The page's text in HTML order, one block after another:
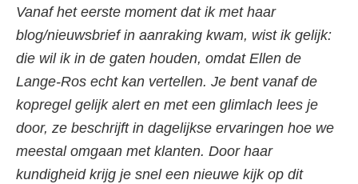
Vanaf het eerste moment dat ik met haar
blog/nieuwsbrief in aanraking kwam, wist ik gelijk:
die wil ik in de gaten houden, omdat Ellen de
Lange-Ros echt kan vertellen. Je bent vanaf de
kopregel gelijk alert en met een glimlach lees je
door, ze beschrijft in dagelijkse ervaringen hoe we
meestal omgaan met klanten. Door haar
kundigheid krijg je snel een nieuwe kijk op dit